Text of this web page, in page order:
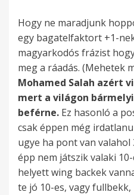
Hogy ne maradjunk
egy bagatelfaktort +1-
magyarkodós frázist
meg a ráadás. (Mehetek
Mohamed Salah azért
mert a világon
beférne. Ez hasonló a
csak éppen még
ugye ha pont van
épp nem játszik valaki
helyett wing backek
te jó 10-es, vagy